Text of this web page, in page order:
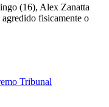
(16), Alex Zanatta
fisicamente o
Tribunal